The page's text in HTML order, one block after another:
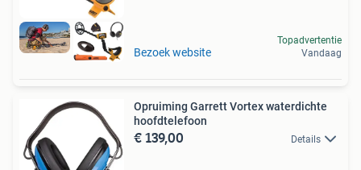
Bezoek website
Topadvertentie
Vandaag
Opruiming Garrett Vortex waterdichte
hoofdtelefoon
€ 139,00 Details